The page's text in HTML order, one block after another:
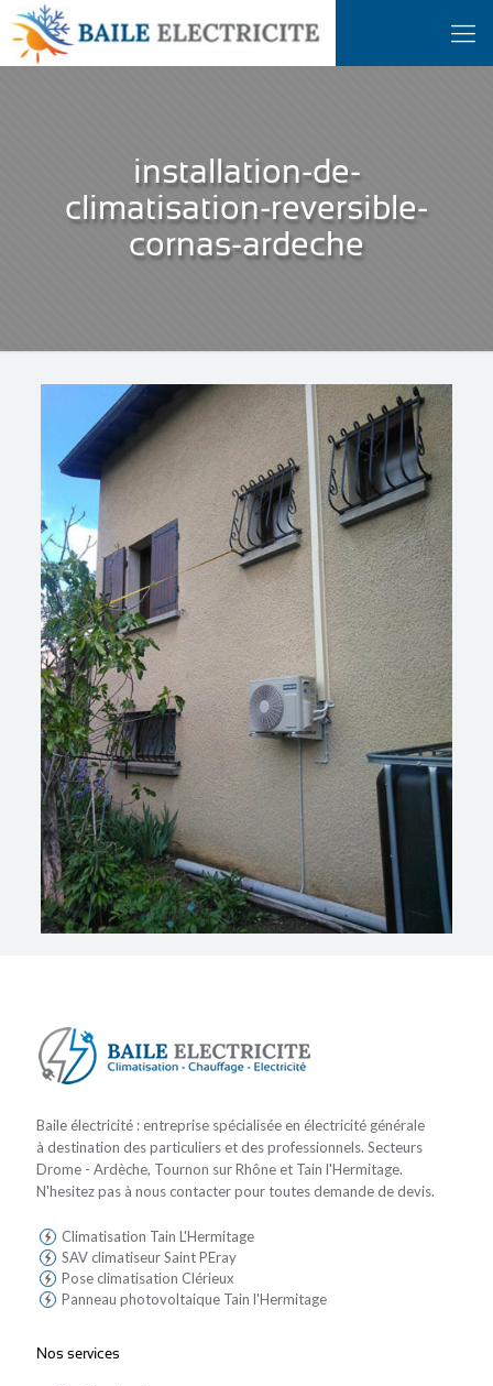
installation-de-
climatisation-reversible-
cornas-ardeche
Baile électricité : entreprise spécialisée en électricité générale
à destination des particuliers et des professionnels. Secteurs
Drome - Ardèche, Tournon sur Rhône et Tain l'Hermitage.
N'hesitez pas à nous contacter pour toutes demande de devis.
Climatisation Tain L'Hermitage
SAV climatiseur Saint PEray
Pose climatisation Clérieux
Panneau photovoltaique Tain l'Hermitage
Nos services